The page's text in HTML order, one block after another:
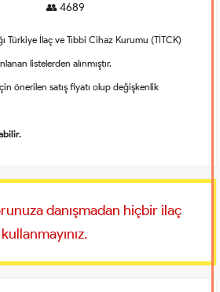
👥 4689
Türkiye İlaç ve Tıbbi Cihaz Kurumu (TİTCK)
listelerden alınmıştır.
önerilen satış fiyatı olup değişkenlik
danışmadan hiçbir ilaç
kullanmayınız.